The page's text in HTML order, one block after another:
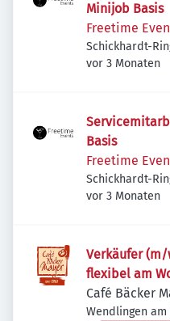
Minijob Basis
Freetime
Schickhardt-
Neckar,
Veröffentlicht:
vor 3 Monaten
Basis
Freetime
Schickhardt-
Neckar,
Veröffentlicht:
vor 3 Monaten
Verkäufer
flexibel am
Café Bäcker
Wendlingen am